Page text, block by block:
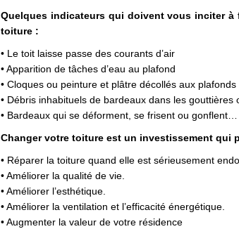
Quelques indicateurs qui doivent vous inciter à
toiture :
• Le toit laisse passe des courants d’air
• Apparition de tâches d’eau au plafond
• Cloques ou peinture et plâtre décollés aux
• Débris inhabituels de bardeaux dans les gouttières
• Bardeaux qui se déforment, se frisent ou gonflent…
Changer votre toiture est un investissement qui
• Réparer la toiture quand elle est sérieusement
• Améliorer la qualité de vie.
• Améliorer l’esthétique.
• Améliorer la ventilation et l’efficacité énergétique.
• Augmenter la valeur de votre résidence